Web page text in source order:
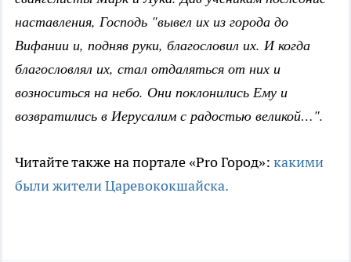
наставления, Господь "вывел их из города до
Вифании и, подняв руки, благословил их. И когда
благословлял их, стал отдаляться от них и
возноситься на небо. Они поклонились Ему и
возвратились в Иерусалим с радостью великой…".
Читайте также на портале «Pro Город»: какими
были жители Царевококшайска.